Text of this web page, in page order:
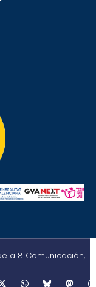
a 8 Comunicación,